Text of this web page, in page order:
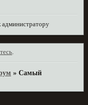
.
»Самый